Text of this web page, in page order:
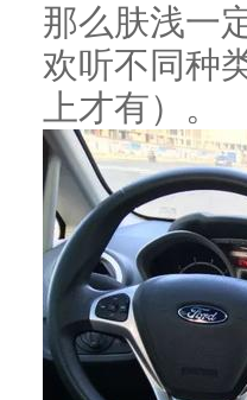
那么肤浅一
欢听不同种
上才有）。